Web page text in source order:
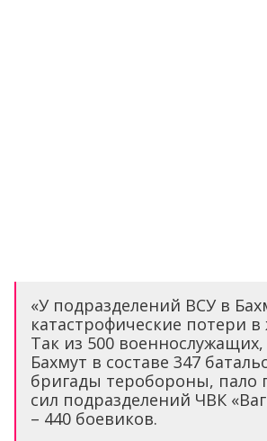
«У подразделений ВСУ в
катастрофические потери
Так из 500
Бахмут в составе 347
бригады теробороны, пало
сил подразделений ЧВК
– 440 боевиков.